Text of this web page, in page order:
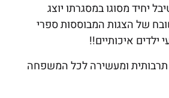
יחיד מסוגו במסגרתו יוצג
של הצגות המבוססות ספרי
ילדים איכותיים!!
תרבותית ומעשירה לכל המשפחה